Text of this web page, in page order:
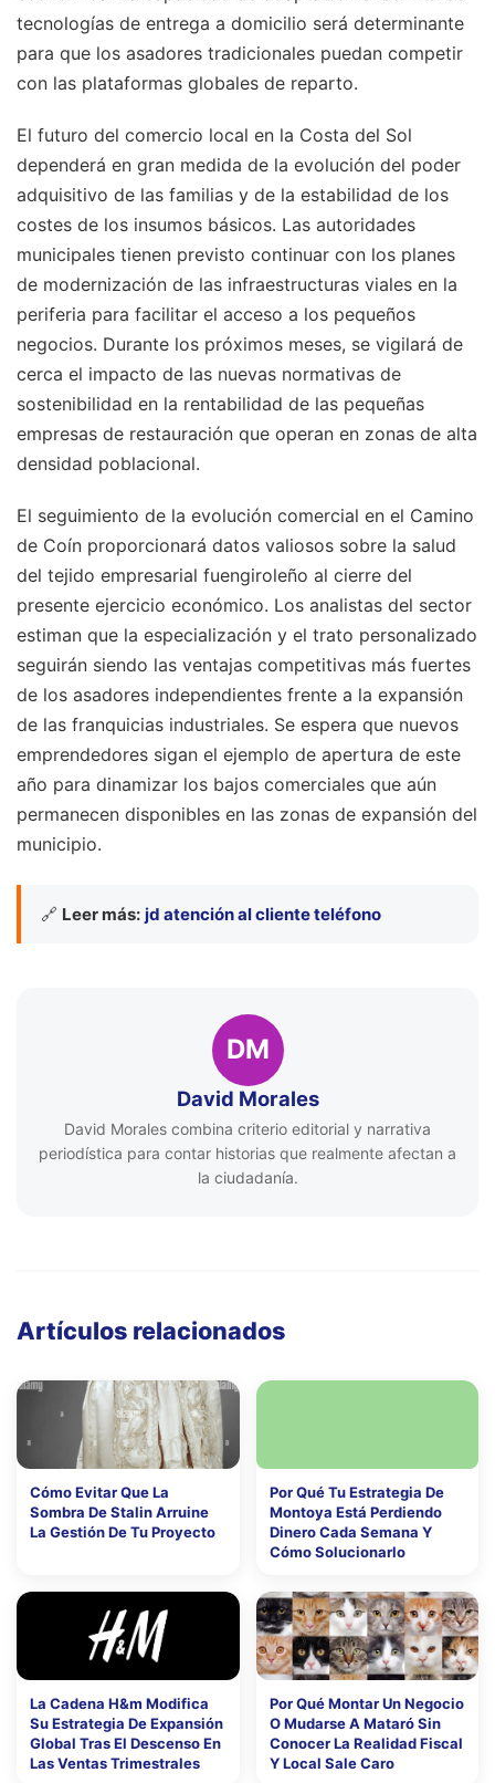
tecnologías de entrega a domicilio será determinante
para que los asadores tradicionales puedan competir
con las plataformas globales de reparto.
El futuro del comercio local en la Costa del Sol
dependerá en gran medida de la evolución del poder
adquisitivo de las familias y de la estabilidad de los
costes de los insumos básicos. Las autoridades
municipales tienen previsto continuar con los planes
de modernización de las infraestructuras viales en la
periferia para facilitar el acceso a los pequeños
negocios. Durante los próximos meses, se vigilará de
cerca el impacto de las nuevas normativas de
sostenibilidad en la rentabilidad de las pequeñas
empresas de restauración que operan en zonas de alta
densidad poblacional.
El seguimiento de la evolución comercial en el Camino
de Coín proporcionará datos valiosos sobre la salud
del tejido empresarial fuengiroleño al cierre del
presente ejercicio económico. Los analistas del sector
estiman que la especialización y el trato personalizado
seguirán siendo las ventajas competitivas más fuertes
de los asadores independientes frente a la expansión
de las franquicias industriales. Se espera que nuevos
emprendedores sigan el ejemplo de apertura de este
año para dinamizar los bajos comerciales que aún
permanecen disponibles en las zonas de expansión del
municipio.
🔗 Leer más: jd atención al cliente teléfono
DM
David Morales
David Morales combina criterio editorial y narrativa
periodística para contar historias que realmente afectan a
la ciudadanía.
Artículos relacionados
Cómo Evitar Que La
Sombra De Stalin Arruine
La Gestión De Tu Proyecto
Por Qué Tu Estrategia De
Montoya Está Perdiendo
Dinero Cada Semana Y
Cómo Solucionarlo
La Cadena H&m Modifica
Su Estrategia De Expansión
Global Tras El Descenso En
Las Ventas Trimestrales
Por Qué Montar Un Negocio
O Mudarse A Mataró Sin
Conocer La Realidad Fiscal
Y Local Sale Caro